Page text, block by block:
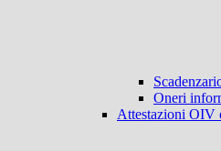
Oneri
Attestazioni OIV